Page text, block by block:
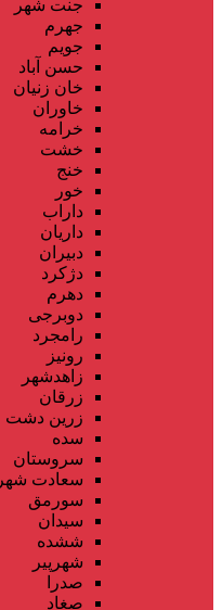
جنت شهر
جهرم
جویم
حسن آباد
خان زنیان
خاوران
خرامه
خشت
خنج
خور
داراب
داریان
دبیران
دژکرد
دهرم
دوبرجی
رامجرد
رونیز
زاهدشهر
زرقان
زرین دشت
سده
سروستان
سعادت شهر
سورمق
سیدان
ششده
شهرپیر
صدرا
صغاد